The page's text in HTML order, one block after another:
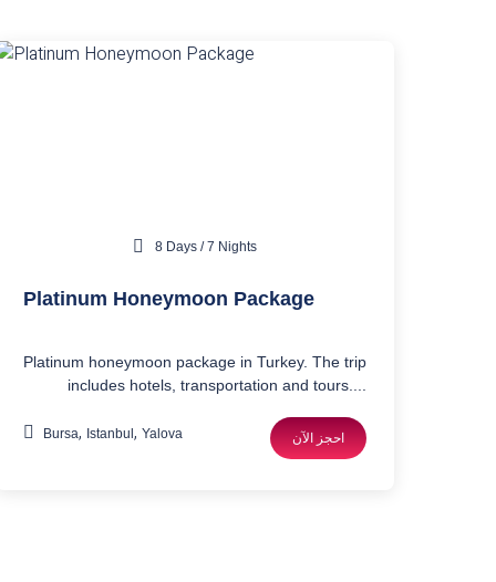
8 Days / 7 Nights
Platinum Honeymoon Package
Platinum honeymoon package in Turkey. The trip
includes hotels, transportation and tours....
Bursa, Istanbul , Yalova احجز الآن